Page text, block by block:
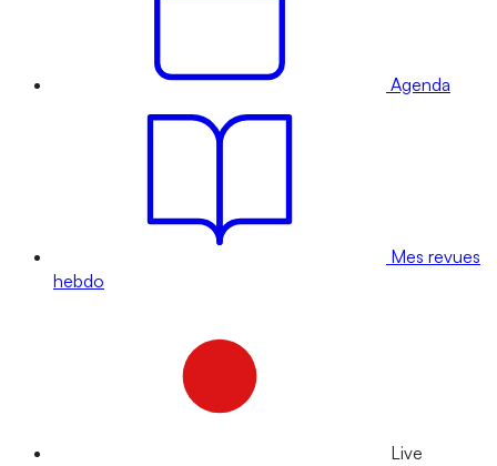
Agenda
Mes revues
hebdo
Live